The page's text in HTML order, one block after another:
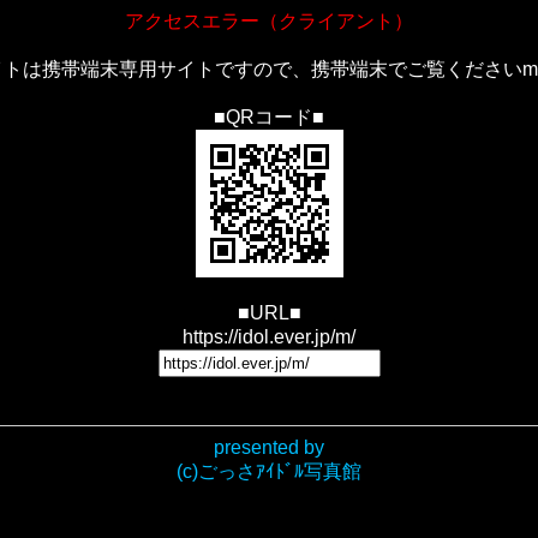
アクセスエラー（クライアント）
は携帯端末専用サイトですので、携帯端末でご覧ください
■QRコード■
■URL■
https://idol.ever.jp/m/
presented by
(c)ごっさｱｲﾄﾞﾙ写真館